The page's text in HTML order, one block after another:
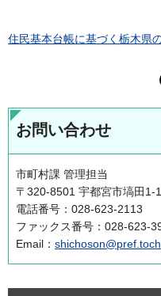
住民基本台帳に基づく栃木県
お問い合わせ
市町村課 管理担当
〒320-8501 宇都宮市塙田
電話番号：028-623-2113
ファックス番号：028-623-
Email：